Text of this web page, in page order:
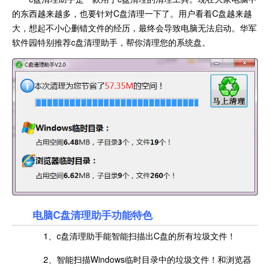
的东西越来越多，也要针对C盘清理一下了。用户看着C盘越来越
大，想起不小心删错文件的经历，最终会导致电脑无法启动。华军
软件园特别推荐c盘清理助手，帮你清理您的系统盘。
电脑C盘清理助手功能特色
1、c盘清理助手能智能扫描出C盘的所有垃圾文件！
2、智能扫描Windows临时目录中的垃圾文件！和浏览器